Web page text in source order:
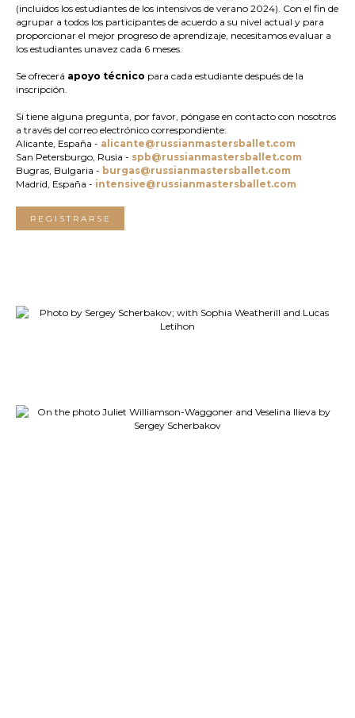
(incluidos los estudiantes de los intensivos de verano 2024). Con el fin de
agrupar a todos los participantes de acuerdo a su nivel actual y para
proporcionar el mejor progreso de aprendizaje, necesitamos evaluar a
los estudiantes unavez cada 6 meses.
Se ofrecerá apoyo técnico para cada estudiante después de la
inscripción.
Si tiene alguna pregunta, por favor, póngase en contacto con nosotros
a través del correo electrónico correspondiente:
Alicante, España - alicante@russianmastersballet.com
San Petersburgo, Rusia - spb@russianmastersballet.com
Bugras, Bulgaria - burgas@russianmastersballet.com
Madrid, España - intensive@russianmastersballet.com
REGISTRARSE